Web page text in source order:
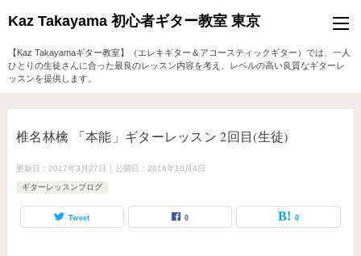
Kaz Takayama 初心者ギター教室 東京
【Kaz Takayamaギター教室】（エレキギター＆アコースティックギター）では、一人
ひとりの生徒さんに合った最良のレッスン内容を考え、レベルの高い良質なギターレ
ッスンを提供します。
椎名林檎 「本能」ギターレッスン 2回目(生徒)
更新日： 2017年3月27日 公開日： 2016年10月4日
ギターレッスンブログ
Tweet 0 0